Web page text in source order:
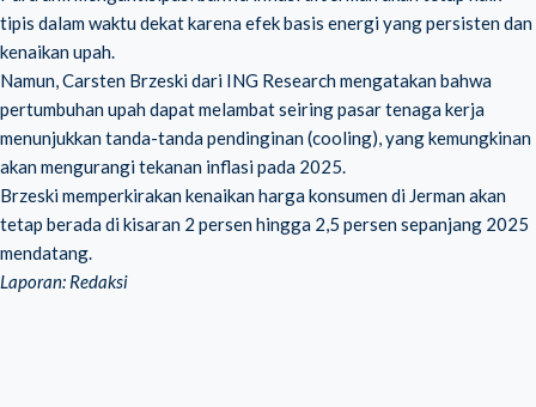
tipis dalam waktu dekat karena efek basis energi yang persisten dan
kenaikan upah.
Namun, Carsten Brzeski dari ING Researchmengatakan bahwa
pertumbuhan upah dapat melambat seiring pasar tenaga kerja
menunjukkan tanda-tanda pendinginan (cooling), yang kemungkinan
akan mengurangi tekanan inflasi pada 2025.
Brzeski memperkirakan kenaikan harga konsumen di Jerman akan
tetap berada di kisaran 2 persen hingga 2,5 persen sepanjang 2025
mendatang.
Laporan: Redaksi